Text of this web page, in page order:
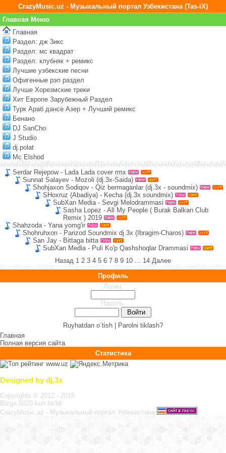
CrazyMusic.uz - Музыкальный портал Узбекистана (Tas-iX)
Главная Меню
Главная
Раздел: дж 3икс
Раздел: мс квадрат
Раздел: клубняк + ремикс
Лучшие узбекские песни
Офигенные рэп раздел
Лучше Хорезмские треки
Хит Европе Зарубежный Раздел
Турк Араб дансе Азер + Лучший ремикс
Бенано
DJ SanCho
J Studio
dj.polat
Mc Elshod
=/=/=/=/=/=/=/=/=/=/=/=/=/=/=/=/=/=/=/=/=/=/=/=/=/=/=/=/=/=/=/=/=/=/=/=/=/
Serdar Rejepow - Lada Lada cover rmx
Sunnat Salayev - Mozoli (dj.3x-Saida)
Shohjaxon Sodiqov - Qiz bermaganlar (dj.3x - soundmix)
SHoxruz (Abadiya) - Kecha (dj.3x soundmix)
SubXan Media - Sevgi Melodrammasi
Sasha Lopez - All My People ( Burak Balkan Club
Remix ) 2019
Shahzoda - Yana yomg'ir
Shohruhxon - Parizod Soundmix dj.3x (Ibragim-Charos)
San Jay - Bittaga bitta
SubXan Media - Puli Ko'p Qashshoqlar Drammasi
Назад 1 2 3 4 5 6 7 8 9 10 ... 14 Далее
Профиль
Логин:
Пароль:
Ruyhatdan o`tish |
Parolni tiklash?
Главная
Полная версия сайта
Статистика
Designed by dj.3x
Copyrights © 2012 - 2015
Bizga 5020 kun bo'ldi
CrazyMusic.uz - Музыкальный портал Узбекистана